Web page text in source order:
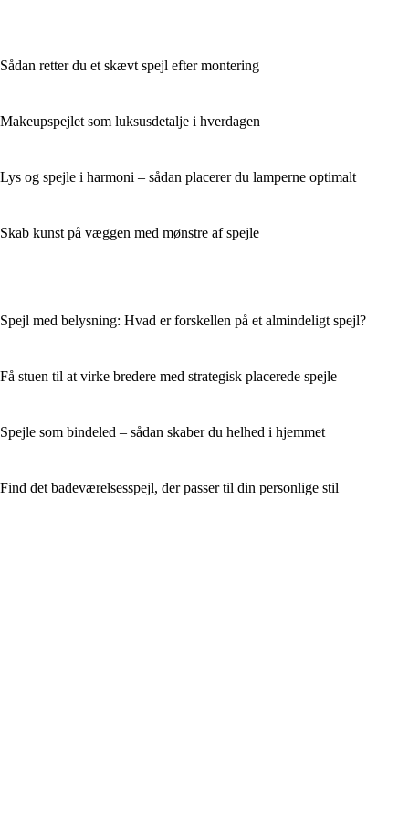
Sådan retter du et skævt spejl efter montering
Makeupspejlet som luksusdetalje i hverdagen
Lys og spejle i harmoni – sådan placerer du lamperne optimalt
Skab kunst på væggen med mønstre af spejle
Spejl med belysning: Hvad er forskellen på et almindeligt spejl?
Få stuen til at virke bredere med strategisk placerede spejle
Spejle som bindeled – sådan skaber du helhed i hjemmet
Find det badeværelsesspejl, der passer til din personlige stil